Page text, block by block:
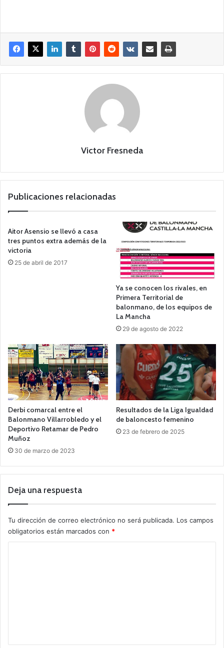
Victor Fresneda
Publicaciones relacionadas
Aitor Asensio se llevó a casa
tres puntos extra además de la
victoria
25 de abril de 2017
Ya se conocen los rivales, en
Primera Territorial de
balonmano, de los equipos de
La Mancha
29 de agosto de 2022
Derbi comarcal entre el
Balonmano Villarrobledo y el
Deportivo Retamar de Pedro
Muñoz
30 de marzo de 2023
Resultados de la Liga Igualdad
de baloncesto femenino
23 de febrero de 2025
Deja una respuesta
Tu dirección de correo electrónico no será publicada. Los campos
obligatorios están marcados con *